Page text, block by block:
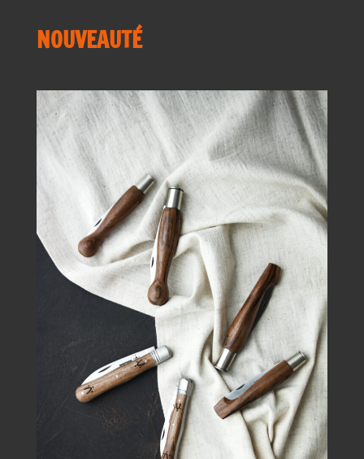
NOUVEAUTÉ